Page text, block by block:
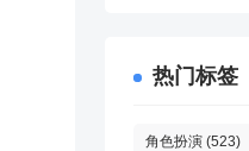
热门标签
角色扮演 (523)